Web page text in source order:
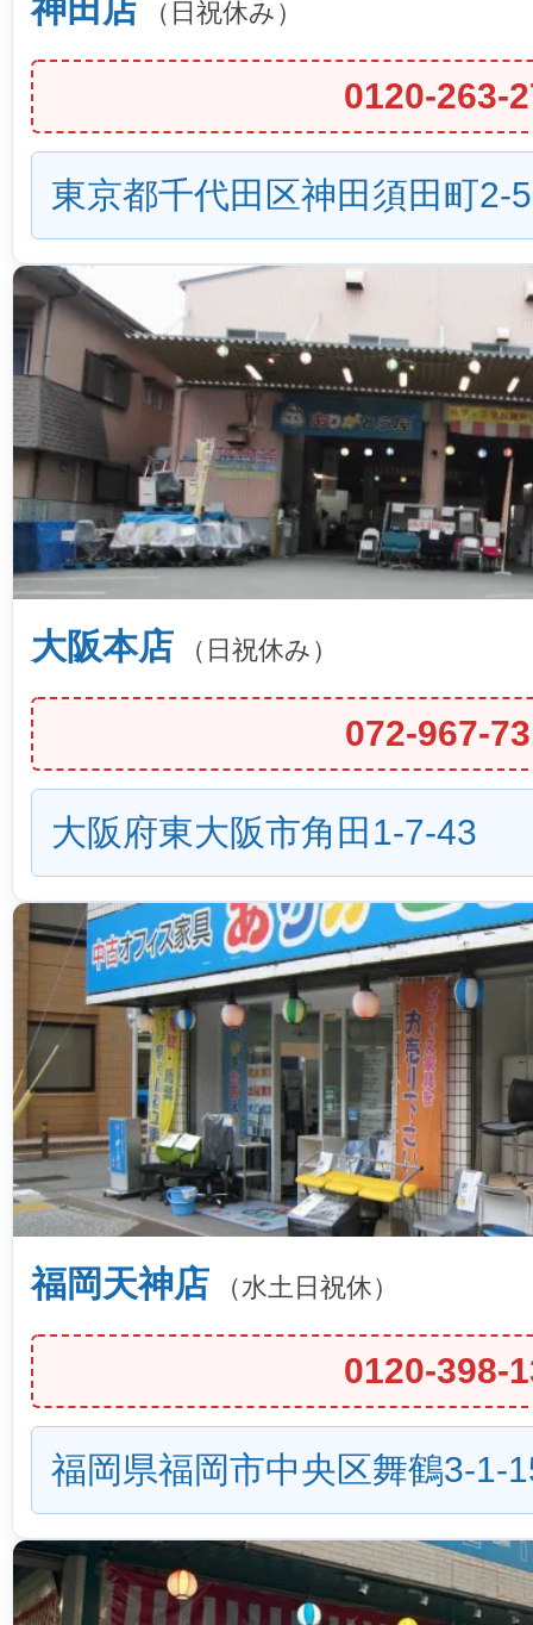
神田店 （日祝休み）
0120-263-
東京都千代田区神田須田町2-
大阪本店 （日祝休み）
072-967-
大阪府東大阪市角田1-7-43
福岡天神店 （水土日祝休）
0120-398-
福岡県福岡市中央区舞鶴3-1-